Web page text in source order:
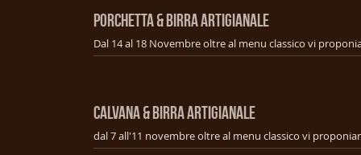
PORCHETTA & BIRRA ARTIGIANALE
CALVANA & BIRRA ARTIGIANALE